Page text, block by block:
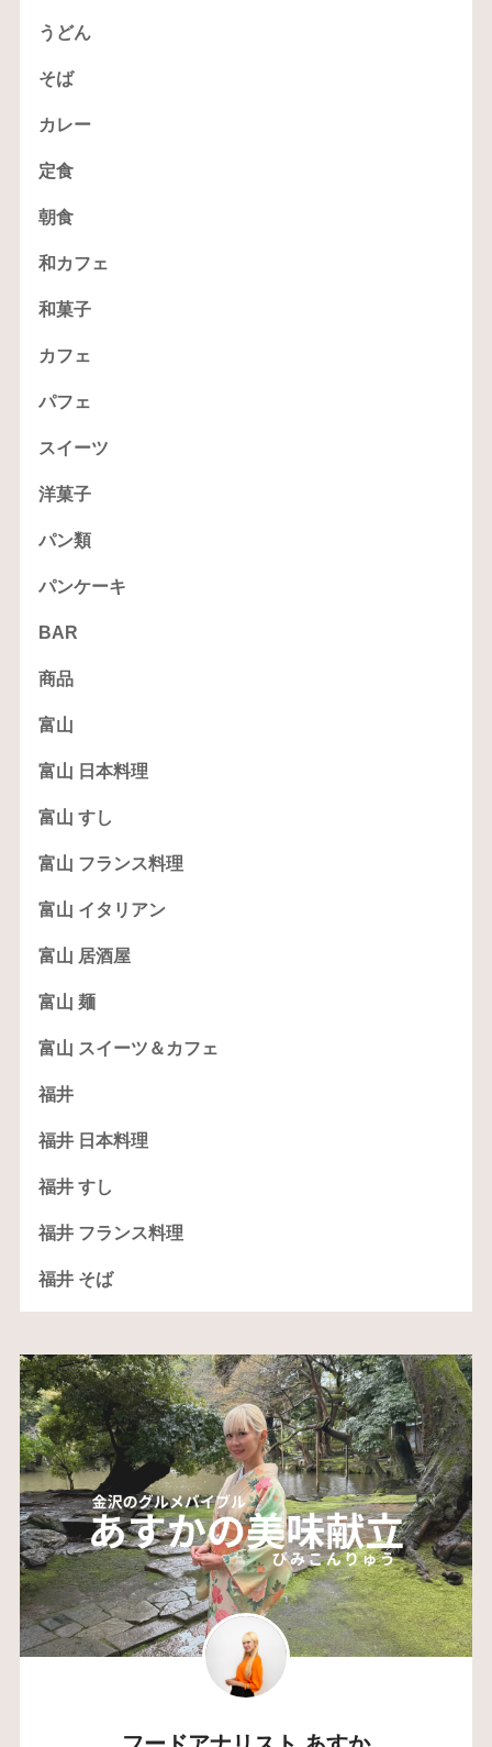
うどん
そば
カレー
定食
朝食
和カフェ
和菓子
カフェ
パフェ
スイーツ
洋菓子
パン類
パンケーキ
BAR
商品
富山
富山 日本料理
富山 すし
富山 フランス料理
富山 イタリアン
富山 居酒屋
富山 麺
富山 スイーツ＆カフェ
福井
福井 日本料理
福井 すし
福井 フランス料理
福井 そば